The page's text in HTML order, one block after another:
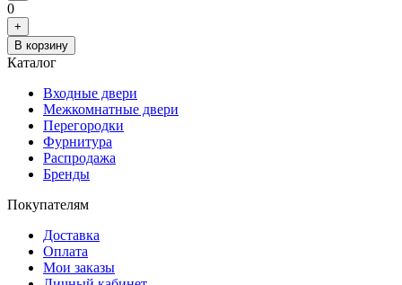
0
+
В корзину
Каталог
Входные двери
Межкомнатные двери
Перегородки
Фурнитура
Распродажа
Бренды
Покупателям
Доставка
Оплата
Мои заказы